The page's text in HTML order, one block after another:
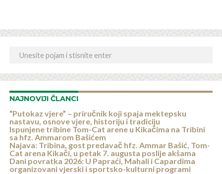
NAJNOVIJI ČLANCI
“Putokaz vjere” – priručnik koji spaja mektepsku
nastavu, osnove vjere, historiju i tradiciju
Ispunjene tribine Tom-Cat arene u Kikačima na Tribini
sa hfz. Ammarom Bašićem
Najava: Tribina, gost predavač hfz. Ammar Bašić, Tom-
Cat arena Kikači, u petak 7. augusta poslije akšama
Dani povratka 2026: U Papraći, Mahali i Capardima
organizovani vjerski i sportsko-kulturni programi